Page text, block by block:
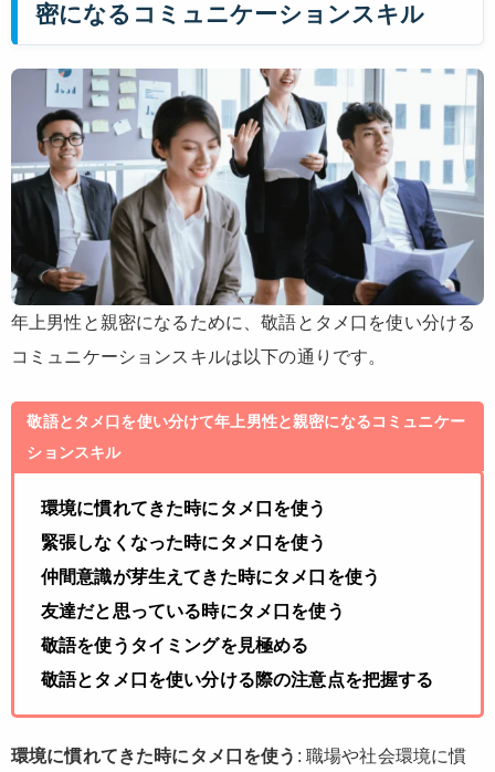
密になるコミュニケーションスキル
年上男性と親密になるために、敬語とタメ口を使い分ける
コミュニケーションスキルは以下の通りです。
敬語とタメ口を使い分けて年上男性と親密になるコミュニケー
ションスキル
環境に慣れてきた時にタメ口を使う
緊張しなくなった時にタメ口を使う
仲間意識が芽生えてきた時にタメ口を使う
友達だと思っている時にタメ口を使う
敬語を使うタイミングを見極める
敬語とタメ口を使い分ける際の注意点を把握する
環境に慣れてきた時にタメ口を使う : 職場や社会環境に慣